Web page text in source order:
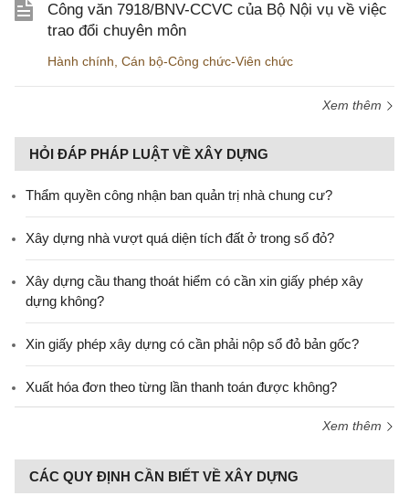
Công văn 7918/BNV-CCVC của Bộ Nội vụ về việc
trao đổi chuyên môn
Hành chính Cán bộ-Công chức-Viên chức
Xem thêm
HỎI ĐÁP PHÁP LUẬT VỀ XÂY DỰNG
Thẩm quyền công nhận ban quản trị nhà chung cư?
Xây dựng nhà vượt quá diện tích đất ở trong sổ đỏ?
Xây dựng cầu thang thoát hiểm có cần xin giấy phép xây
dựng không?
Xin giấy phép xây dựng có cần phải nộp sổ đỏ bản gốc?
Xuất hóa đơn theo từng lần thanh toán được không?
Xem thêm
CÁC QUY ĐỊNH CẦN BIẾT VỀ XÂY DỰNG